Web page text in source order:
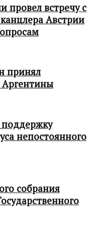
провел встречу с
Австрии
принял
Аргентины
поддержку
непостоянного
собрания